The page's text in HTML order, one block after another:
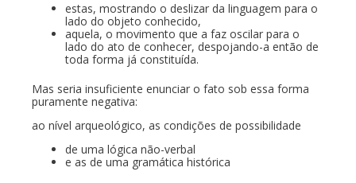
estas, mostrando o deslizar da linguagem para o
lado do objeto conhecido,
aquela, o movimento que a faz oscilar para o
lado do ato de conhecer, despojando-a então de
toda forma já constituída.
Mas seria insuficiente enunciar o fato sob essa forma
puramente negativa:
ao nível arqueológico, as condições de possibilidade
de uma lógica não-verbal
e as de uma gramática histórica